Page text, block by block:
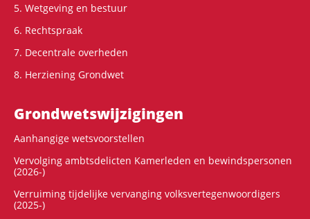
5. Wetgeving en bestuur
6. Rechtspraak
7. Decentrale overheden
8. Herziening Grondwet
Grondwets­wijzigingen
Aanhangige wetsvoorstellen
Vervolging ambtsdelicten Kamerleden en bewindspersonen
(2026-)
Verruiming tijdelijke vervanging volksvertegenwoordigers
(2025-)